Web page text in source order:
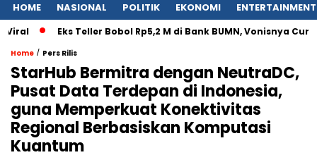
HOME NASIONAL POLITIK EKONOMI ENTERTAINMENT
Eks Teller Bobol Rp5,2 M di Bank BUMN, Vonisnya Cuma 4,5
Home / Pers Rilis
StarHub Bermitra dengan NeutraDC,
Pusat Data Terdepan di Indonesia,
guna Memperkuat Konektivitas
Regional Berbasiskan Komputasi
Kuantum